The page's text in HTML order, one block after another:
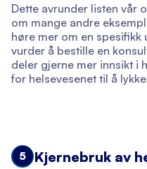
Dette avrunder listen vår
om mange andre
høre mer om en spesifikk
vurder å bestille en
deler gjerne mer innsikt i
for helsevesenet til å
5 Kjernebruk av